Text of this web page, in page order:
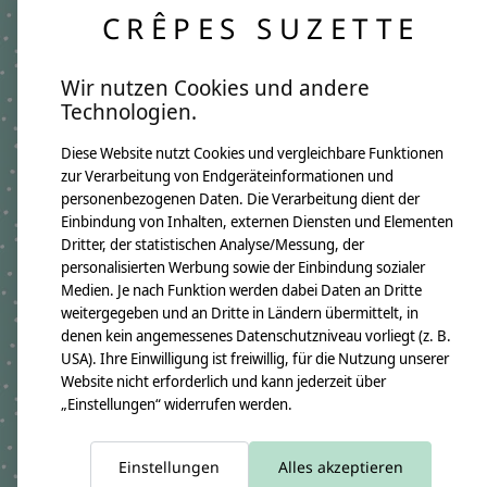
Jedes Namenskissen wird individuell für dich
angefertigt. Da wir ausgewählte Stoffe saisonal
Abweichungen bei einzelnen Stoffdetails
kommen. Genau das macht jedes Kissen zu einem
besonderen Unikat mit eigenem Charme.
Namenskissen Lotti
GTIN:4250608121577
Kissenmaße:
Breite ca. 46cm
Höhe ca. 30cm
Material:
100% Baumwollstoff OEKO-TEX 100
Immer dabei ist ein Namensanhänger aus Holzwürfeln
Füllung:
allergikerfreundliche silikonisierte Polyesterfaserbällchen OEKO-TEX
Pflegehinweis:
Waschbar bei 30°C Schonwäsche, nicht trocknergeeignet
Sicherheitshinweise:
CRÊPES SUZETTE
Wir nutzen Cookies und andere
Technologien.
Diese Website nutzt Cookies und vergleichbare Funktionen
zur Verarbeitung von Endgeräteinformationen und
personenbezogenen Daten. Die Verarbeitung dient der
Einbindung von Inhalten, externen Diensten und Elementen
Dritter, der statistischen Analyse/Messung, der
personalisierten Werbung sowie der Einbindung sozialer
Medien. Je nach Funktion werden dabei Daten an Dritte
weitergegeben und an Dritte in Ländern übermittelt, in
denen kein angemessenes Datenschutzniveau vorliegt (z. B.
USA). Ihre Einwilligung ist freiwillig, für die Nutzung unserer
Website nicht erforderlich und kann jederzeit über
„Einstellungen“ widerrufen werden.
Einstellungen Alles akzeptieren